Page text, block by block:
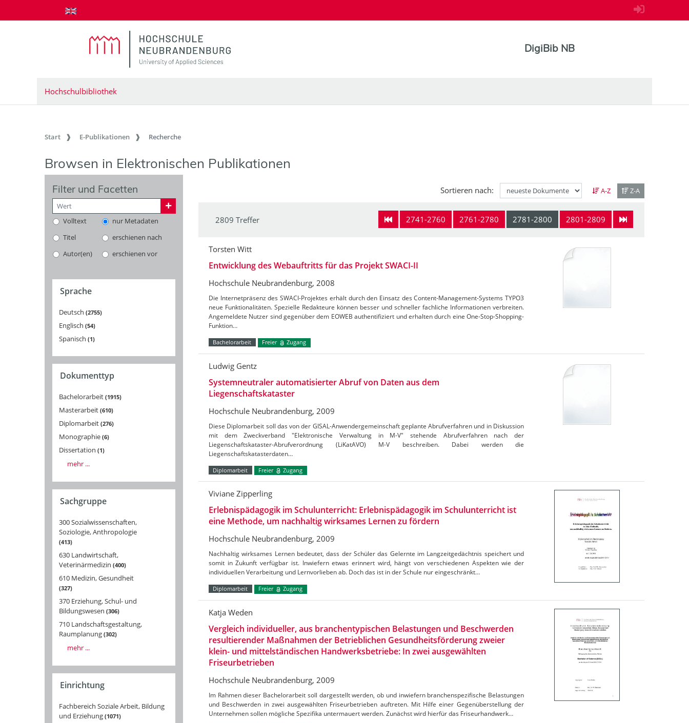
zum Inhalt springen
DigiBib NB
Hochschulbibliothek
Start E-Publikationen Recherche
Browsen in Elektronischen Publikationen
Filter und Facetten
Volltext
nur Metadaten
Titel
erschienen nach
Autor(en)
erschienen vor
Sprache
Deutsch 2755
Englisch 54
Spanisch 1
Dokumenttyp
Bachelorarbeit 1915
Masterarbeit 610
Diplomarbeit 276
Monographie 6
Dissertation 1
mehr ...
Sachgruppe
300 Sozialwissenschaften,
Soziologie, Anthropologie
413
630 Landwirtschaft,
Veterinärmedizin 400
610 Medizin, Gesundheit
327
370 Erziehung, Schul- und
Bildungswesen 306
710 Landschaftsgestaltung,
Raumplanung 302
mehr ...
Einrichtung
Fachbereich Soziale Arbeit, Bildung
und Erziehung 1071
Sortieren nach: A-Z Z-A
2741-2760 2761-2780 2781-2800 2801-2809
2809 Treffer
Torsten Witt
Entwicklung des Webauftritts für das Projekt SWACI-II
Hochschule Neubrandenburg, 2008
Die Internetpräsenz des SWACI-Projektes erhält durch den Einsatz des Content-Management-Systems TYPO3
neue Funktionalitäten. Spezielle Redakteure können besser und schneller fachliche Informationen verbreiten.
Angemeldete Nutzer sind gegenüber dem EOWEB authentifiziert und erhalten durch eine One-Stop-Shopping-
Funktion…
Bachelorarbeit Freier Zugang
Ludwig Gentz
Systemneutraler automatisierter Abruf von Daten aus dem
Liegenschaftskataster
Hochschule Neubrandenburg, 2009
Diese Diplomarbeit soll das von der GISAL-Anwendergemeinschaft geplante Abrufverfahren und in Diskussion
mit dem Zweckverband "Elektronische Verwaltung in M-V" stehende Abrufverfahren nach der
Liegenschaftskataster-Abrufverordnung (LiKatAVO) M-V beschreiben. Dabei werden die
Liegenschaftskatasterdaten…
Diplomarbeit Freier Zugang
Viviane Zipperling
Erlebnispädagogik im Schulunterricht: Erlebnispädagogik im Schulunterricht ist
eine Methode, um nachhaltig wirksames Lernen zu fördern
Hochschule Neubrandenburg, 2009
Nachhaltig wirksames Lernen bedeutet, dass der Schüler das Gelernte im Langzeitgedächtnis speichert und
somit in Zukunft verfügbar ist. Inwiefern etwas erinnert wird, hängt von verschiedenen Aspekten wie der
individuellen Verarbeitung und Lernvorlieben ab. Doch das ist in der Schule nur eingeschränkt…
Diplomarbeit Freier Zugang
Katja Weden
Vergleich individueller, aus branchentypischen Belastungen und Beschwerden
resultierender Maßnahmen der Betrieblichen Gesundheitsförderung zweier
klein- und mittelständischen Handwerksbetriebe: In zwei ausgewählten
Friseurbetrieben
Hochschule Neubrandenburg, 2009
Im Rahmen dieser Bachelorarbeit soll dargestellt werden, ob und inwiefern branchenspezifische Belastungen
und Beschwerden in zwei ausgewählten Friseurbetrieben auftreten. Mit Hilfe einer Gegenüberstellung der
Unternehmen sollen mögliche Spezifika untermauert werden. Zunächst wird hierfür das Friseurhandwerk…